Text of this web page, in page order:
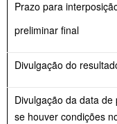
Prazo para
preliminar final
Divulgação do
Divulgação da data
se houver condições